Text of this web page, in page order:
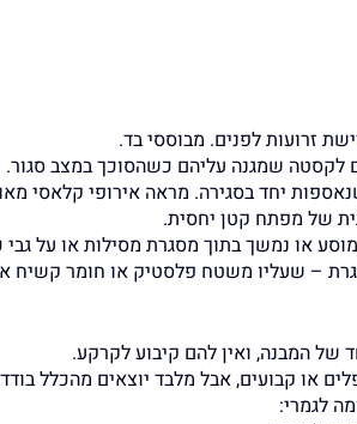
זרועות לפנים. מבוססי בד.
לקסטה שמגנה עליהם כשהסוכך במצב סגור.
יחד בסגירה. מראה אירופי קלאסי
של מפתח קטן יחסית.
או נמשך בתוך מסגרת מסילות או על גבי
– שעליו משטח פלסטיק או חומר קשיח
של המבנה, ואין להם קיבוע לקרקע.
או קבועים, אבל מלבד יוצאים מהכלל
לגמרי: